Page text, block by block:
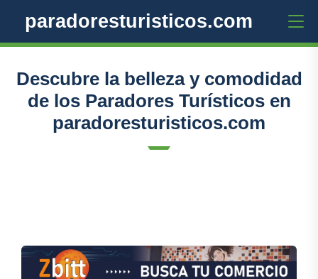
paradoresturisticos.com
Descubre la belleza y comodidad
de los Paradores Turísticos en
paradoresturisticos.com